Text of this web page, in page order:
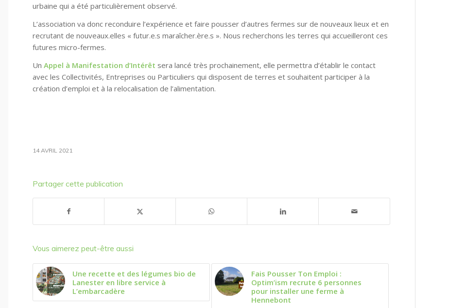
urbaine qui a été particulièrement observé.
L’association va donc reconduire l’expérience et faire pousser d’autres fermes sur de nouveaux lieux et en
recrutant de nouveaux.elles « futur.e.s maraîcher.ère.s ». Nous recherchons les terres qui accueilleront ces
futures micro-fermes.
Un Appel à Manifestation d’Intérêt sera lancé très prochainement, elle permettra d’établir le contact
avec les Collectivités, Entreprises ou Particuliers qui disposent de terres et souhaitent participer à la
création d’emploi et à la relocalisation de l’alimentation.
14 AVRIL 2021
Partager cette publication
Vous aimerez peut-être aussi
Une recette et des légumes bio de
Lanester en libre service à
L’embarcadère
Fais Pousser Ton Emploi :
Optim’ism recrute 6 personnes
pour installer une ferme à
Hennebont